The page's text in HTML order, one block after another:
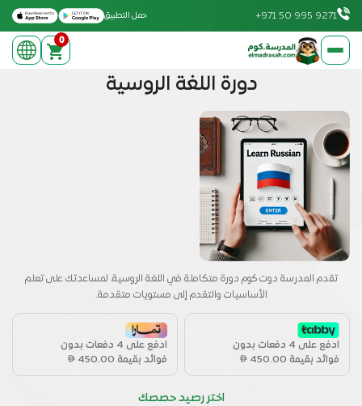
Download on the Apple App Store
Get it on Google Play
حمل التطبيق +971 50 995 9271
elmadrasah.com home
0
دورة اللغة الروسية
تقدم المدرسة دوت كوم دورة متكاملة في اللغة الروسية، لمساعدتك على تعلم
الأساسيات والتقدم إلى مستويات متقدمة.
ادفع على 4 دفعات بدون
فوائد بقيمة 450.00
ادفع على 4 دفعات بدون
فوائد بقيمة 450.00
اختر رصيد حصصك